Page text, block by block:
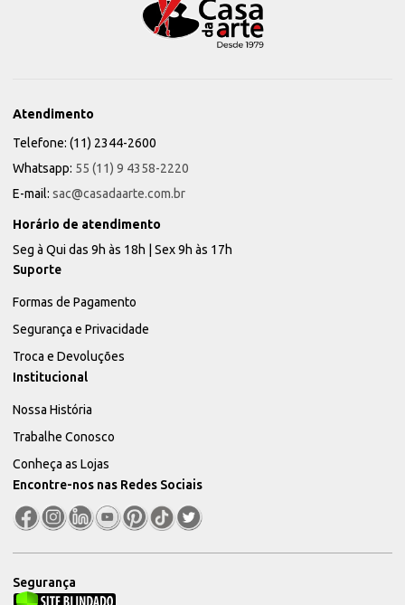
Atendimento
Telefone: (11) 2344-2600
Whatsapp: 55 (11) 9 4358-2220
E-mail: sac@casadaarte.com.br
Horário de atendimento
Seg à Qui das 9h às 18h | Sex 9h às 17h
Suporte
Formas de Pagamento
Segurança e Privacidade
Troca e Devoluções
Institucional
Nossa História
Trabalhe Conosco
Conheça as Lojas
Encontre-nos nas Redes Sociais
Segurança